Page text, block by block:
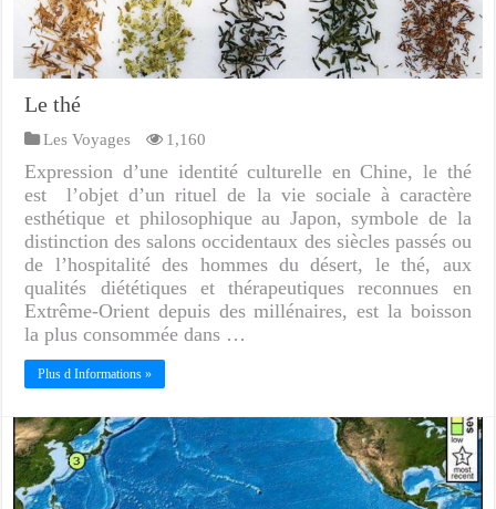
Le thé
Les Voyages 1,160
Expression d’une identité culturelle en Chine, le thé
est l’objet d’un rituel de la vie sociale à caractère
esthétique et philosophique au Japon, symbole de la
distinction des salons occidentaux des siècles passés ou
de l’hospitalité des hommes du désert, le thé, aux
qualités diététiques et thérapeutiques reconnues en
Extrême-Orient depuis des millénaires, est la boisson
la plus consommée dans …
Plus d Informations »